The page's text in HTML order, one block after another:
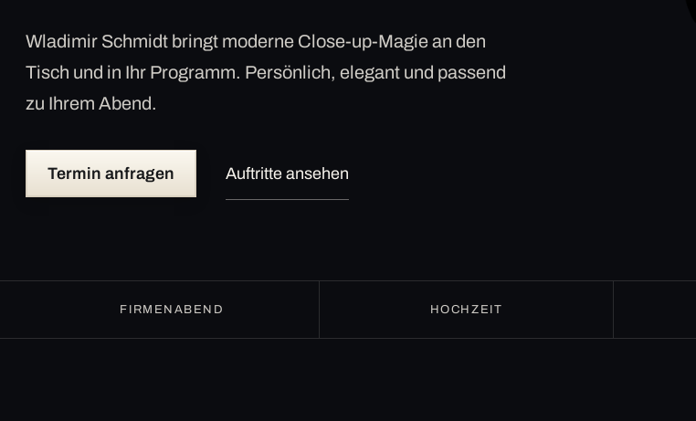
Wladimir Schmidt bringt moderne Close-up-Magie an den
Tisch und in Ihr Programm. Persönlich, elegant und passend
zu Ihrem Abend.
Termin anfragen Auftritte ansehen
FIRMENABEND HOCHZEIT